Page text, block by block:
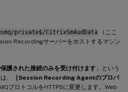
private$/CitrixSmAudData
（ここ
Recordingサーバーをホストするマシン
護された接続のみを受け付けます 」という
、
［Session Recording Agentのプロパ
プロトコルをHTTPSに変更します。Web